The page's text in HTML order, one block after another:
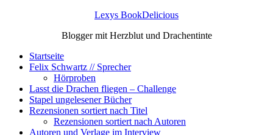
Lexys BookDelicious
Blogger mit Herzblut und Drachentinte
Startseite
Felix Schwartz // Sprecher
Hörproben
Lasst die Drachen fliegen – Challenge
Stapel ungelesener Bücher
Rezensionen sortiert nach Titel
Rezensionen sortiert nach Autoren
Autoren und Verlage im Interview